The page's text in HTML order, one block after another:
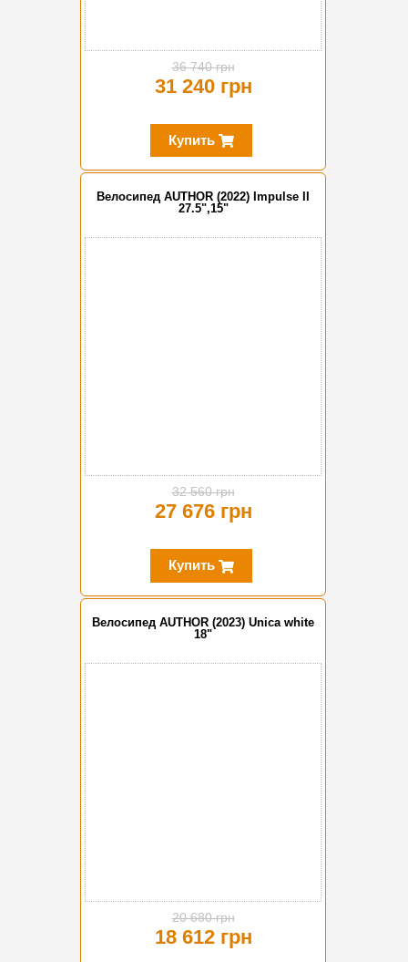
36 740 грн
31 240 грн
Купить
Велосипед AUTHOR (2022) Impulse II
27.5",15"
32 560 грн
27 676 грн
Купить
Велосипед AUTHOR (2023) Unica white
18"
20 680 грн
18 612 грн